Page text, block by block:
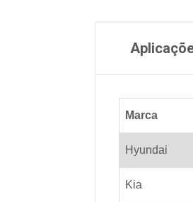
Marca
Hyundai
Kia